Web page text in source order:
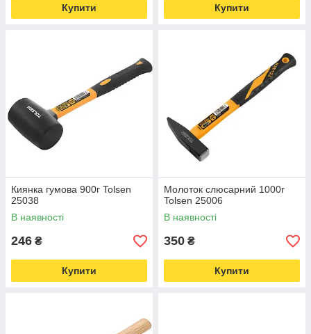
Купити Купити
Киянка гумова 900г Tolsen
25038
В наявності
246 ₴
Купити
Молоток слюсарний 1000г
Tolsen 25006
В наявності
350 ₴
Купити